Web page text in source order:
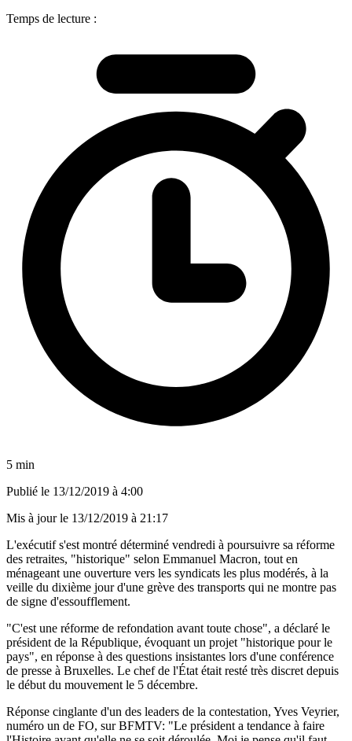
Temps de lecture :
5 min
Publié le 13/12/2019 à 4:00
Mis à jour le 13/12/2019 à 21:17
L'exécutif s'est montré déterminé vendredi à poursuivre sa réforme
des retraites, "historique" selon Emmanuel Macron, tout en
ménageant une ouverture vers les syndicats les plus modérés, à la
veille du dixième jour d'une grève des transports qui ne montre pas
de signe d'essoufflement.
"C'est une réforme de refondation avant toute chose", a déclaré le
président de la République, évoquant un projet "historique pour le
pays", en réponse à des questions insistantes lors d'une conférence
de presse à Bruxelles. Le chef de l'État était resté très discret depuis
le début du mouvement le 5 décembre.
Réponse cinglante d'un des leaders de la contestation, Yves Veyrier,
numéro un de FO, sur BFMTV: "Le président a tendance à faire